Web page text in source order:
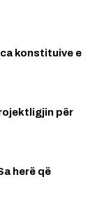
konstituive e
për
herë që